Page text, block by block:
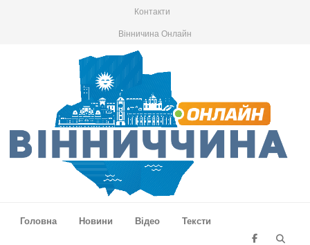
Контакти
Вінничина Онлайн
Головна
Новини Відео Тексти